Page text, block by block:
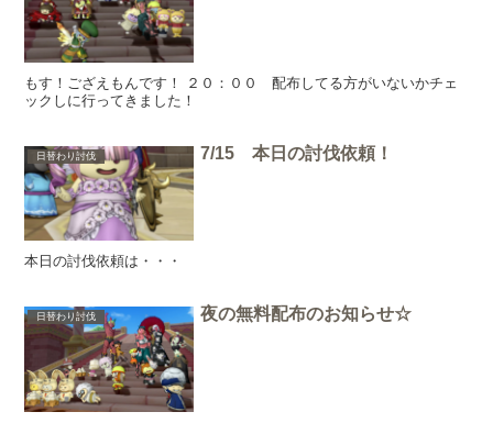
もす！ござえもんです！ ２０：００ 配布してる方がいないかチェ
ックしに行ってきました！
日替わり討伐 7/15 本日の討伐依頼！
本日の討伐依頼は・・・
日替わり討伐 夜の無料配布のお知らせ☆